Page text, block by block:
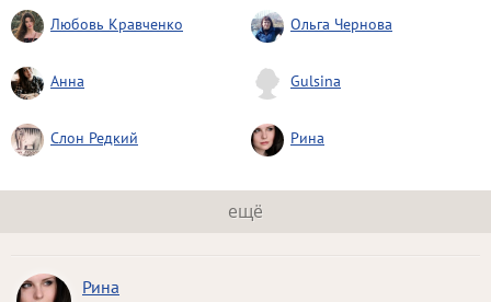
Любовь Кравченко Ольга Чернова
Анна Gulsina
Слон Редкий Рина
ещё
Рина